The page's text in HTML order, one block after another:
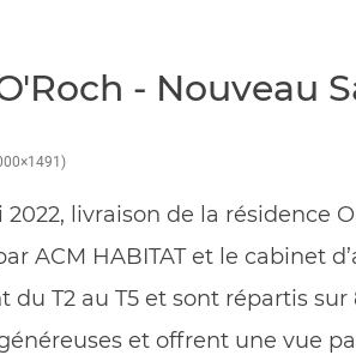
- Nouveau
livraison de la résidence
ACM HABITAT et le cabinet
du T2 au T5 et sont répartis sur
et offrent une vue